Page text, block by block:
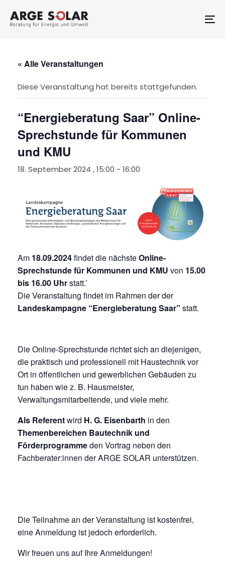
links
primary
content« Alle Veranstaltungen
Diese Veranstaltung hat bereits stattgefunden.
“Energieberatung Saar” Online-
Sprechstunde für Kommunen
und KMU
18. September 2024 , 15:00 - 16:00
Am 18.09.2024findet die nächsteOnline-
Sprechstunde für Kommunen und KMU von 15.00
bis 16.00 Uhrstatt.’
Die Veranstaltung findet im Rahmen der der
Landeskampagne “Energieberatung Saar” statt.
Die Online-Sprechstunde richtet sich an diejenigen,
die praktisch und professionell mit Haustechnik vor
Ort in öffentlichen und gewerblichen Gebäuden zu
tun haben wie z. B. Hausmeister,
Verwaltungsmitarbeitende, und viele mehr.
Als Referentwird H. G. Eisenbarth in den
Themenbereichen Bautechnik und
Förderprogrammeden Vortrag neben den
Fachberater:innen der ARGE SOLAR unterstützen.
Die Teilnahme an der Veranstaltung ist kostenfrei,
eine Anmeldung ist jedoch erforderlich.
Wir freuen uns auf Ihre Anmeldungen!